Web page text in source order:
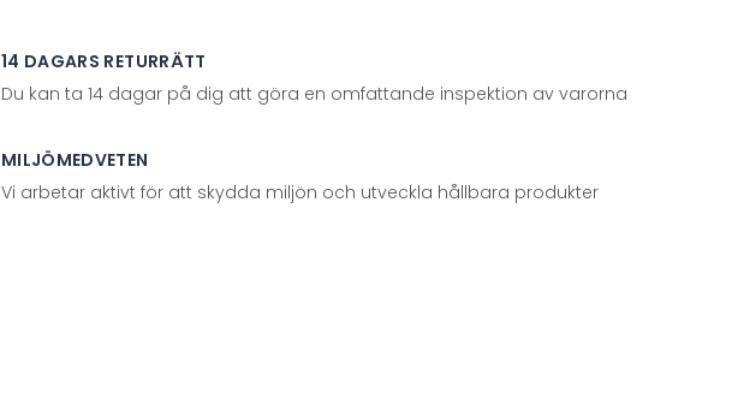
14 DAGARS RETURRÄTT
Du kan ta 14 dagar på dig att göra en omfattande inspektion av varorna
MILJÖMEDVETEN
Vi arbetar aktivt för att skydda miljön och utveckla hållbara produkter